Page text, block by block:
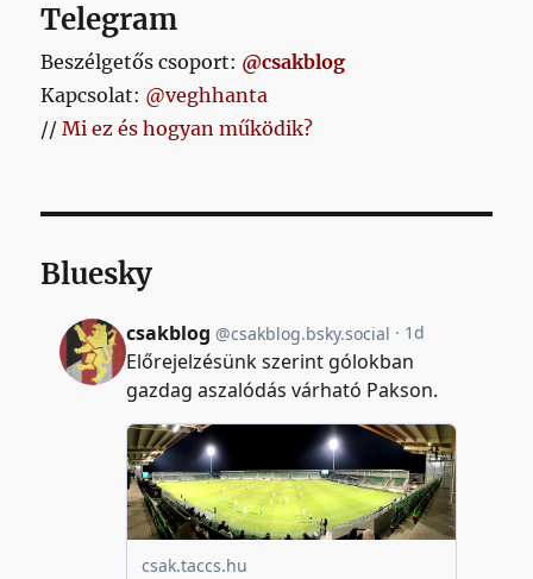
Telegram
Beszélgetős csoport: @csakblog
Kapcsolat: @veghhanta
//Mi ez és hogyan működik?
Bluesky